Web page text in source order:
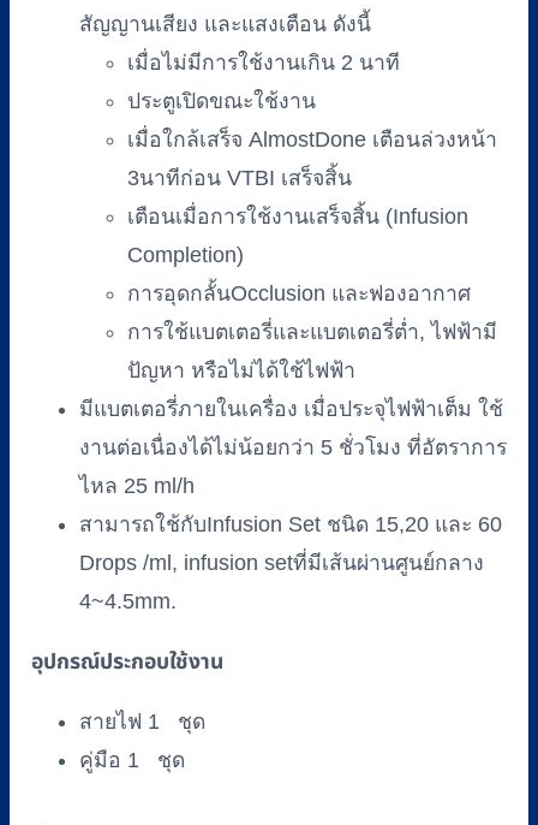
สัญญานเสียง และแสงเตือน ดังนี้
เมื่อไม่มีการใช้งานเกิน 2 นาที
ประตูเปิดขณะใช้งาน
เมื่อใกล้เสร็จ AlmostDone เตือนล่วงหน้า
3นาทีก่อน VTBI เสร็จสิ้น
เตือนเมื่อการใช้งานเสร็จสิ้น (Infusion
Completion)
การอุดกลั้นOcclusion และฟองอากาศ
การใช้แบตเตอรี่และแบตเตอรี่ต่ำ, ไฟฟ้ามี
ปัญหา หรือไม่ได้ใช้ไฟฟ้า
มีแบตเตอรี่ภายในเครื่อง เมื่อประจุไฟฟ้าเต็ม ใช้
งานต่อเนื่องได้ไม่น้อยกว่า 5 ชั่วโมง ที่อัตราการ
ไหล 25 ml/h
สามารถใช้กับInfusion Set ชนิด 15,20 และ 60
Drops /ml, infusion setที่มีเส้นผ่านศูนย์กลาง
4~4.5mm.
อุปกรณ์ประกอบใช้งาน
สายไฟ 1 ชุด
คู่มือ 1 ชุด